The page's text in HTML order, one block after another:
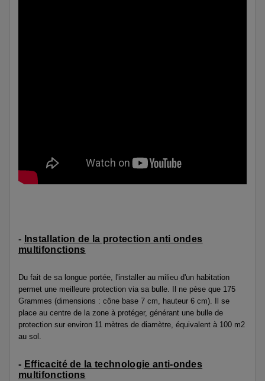
- Installation de la protection anti ondes
multifonctions
Du fait de sa longue portée, l'installer au milieu d'un habitation
permet une meilleure protection via sa bulle. Il ne pèse que 175
Grammes (dimensions : cône base 7 cm, hauteur 6 cm). Il se
place au centre de la zone à protéger, générant une bulle de
protection sur environ 11 mètres de diamètre, équivalent à 100 m2
au sol.
- Efficacité de la technologie anti-ondes
multifonctions